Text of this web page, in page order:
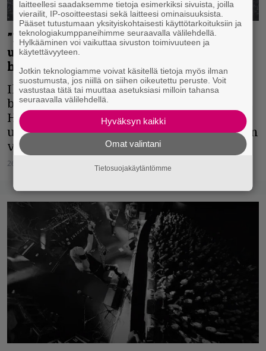
”Romaania pitää jaksaa
uudelleenkirjoittaa monta kertaa” –
haastattelussa Niilo Sevänen
Ikitalven polku on Insomniumin laulaja-
basistin Niilo Seväsen esikoisromaani.
Hänen yhtyeensä konsepteihin
uppoutunut päässee kirjan tarinaan sisään
vaivatta.
26.05.2024 Aki Nuopponen
laitteellesi saadaksemme tietoja esimerkiksi sivuista, joilla
vierailit, IP-osoitteestasi sekä laitteesi ominaisuuksista.
Pääset tutustumaan yksityiskohtaisesti käyttötarkoituksiin ja
teknologiakumppaneihimme seuraavalla välilehdellä.
Hylkääminen voi vaikuttaa sivuston toimivuuteen ja
käytettävyyteen.
Jotkin teknologiamme voivat käsitellä tietoja myös ilman
suostumusta, jos niillä on siihen oikeutettu peruste. Voit
vastustaa tätä tai muuttaa asetuksiasi milloin tahansa
seuraavalla välilehdellä.
Hyväksyn kaikki
Omat valintani
Tietosuojakäytäntömme